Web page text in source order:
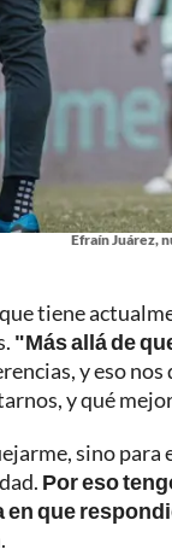
Efraín Juárez,
tiene
"Más allá de
y eso
y qué
sino
Por eso
que